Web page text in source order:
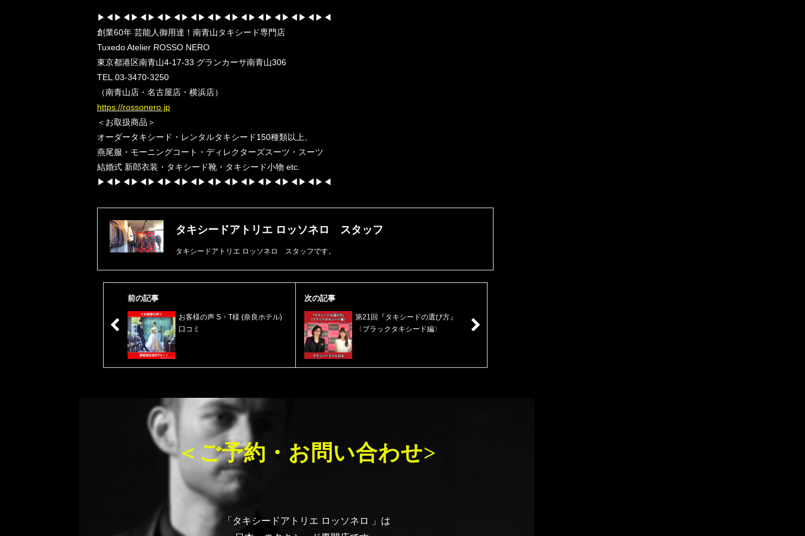
▶︎◀︎▶︎◀︎▶︎◀︎▶︎◀︎▶︎◀︎▶︎◀︎▶︎◀︎▶︎◀︎▶︎◀︎▶︎◀︎▶︎◀︎▶︎◀︎▶︎◀︎▶︎◀︎
創業60年 芸能人御用達！南青山タキシード専門店
Tuxedo Atelier ROSSO NERO
東京都港区南青山4-17-33 グランカーサ南青山306
TEL.03-3470-3250
（南青山店・名古屋店・横浜店）
https://rossonero.jp
＜お取扱商品＞
オーダータキシード・レンタルタキシード150種類以上、
燕尾服・モーニングコート・ディレクターズスーツ・スーツ
結婚式 新郎衣装・タキシード靴・タキシード小物 etc.
▶︎◀︎▶︎◀︎▶︎◀︎▶︎◀︎▶︎◀︎▶︎◀︎▶︎◀︎▶︎◀︎▶︎◀︎▶︎◀︎▶︎◀︎▶︎◀︎▶︎◀︎▶︎◀︎
タキシードアトリエ ロッソネロ スタッフ
タキシードアトリエ ロッソネロ スタッフです。
前の記事
お客様の声 S・T様 (奈良ホテル)
口コミ
次の記事
第21回『タキシードの選び方』
〈ブラックタキシード編〉
＜ご予約・お問い合わせ>
「タキシードアトリエ ロッソネロ 」は